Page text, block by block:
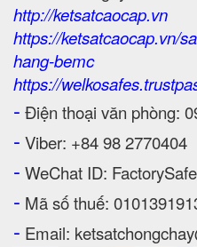
http://ketsatcaocap.vn
https://ketsatcaocap.vn/
hang-bemc
https://
- Điện thoại văn phòng:
- Viber: +84 98 2770404
- WeChat ID:
- Mã số thuế:
- Email: